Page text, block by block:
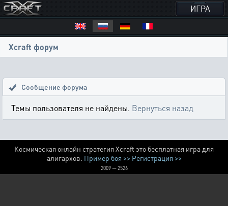
ИГРА
Xcraft форум
Сообщение форума
Темы пользователя не найдены. Вернуться назад
Космическая онлайн стратегия Xcraft это бесплатная игра для
алигархов. Пример боя >> Регистрация >>
2009 — 2526